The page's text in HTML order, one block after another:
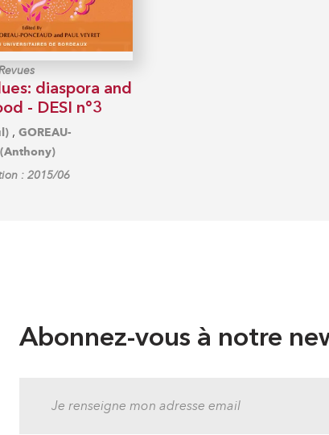
diaspora and
- DESI n°3
, GOREAU-
: 2015/06
Abonnez-vous à notre